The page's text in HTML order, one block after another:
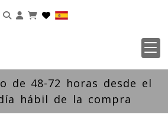
Identifícate
de 48-72 horas desde el
hábil de la compra